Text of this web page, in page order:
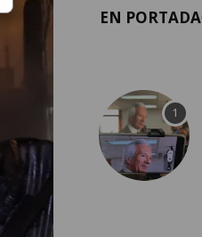
EN PORTADA